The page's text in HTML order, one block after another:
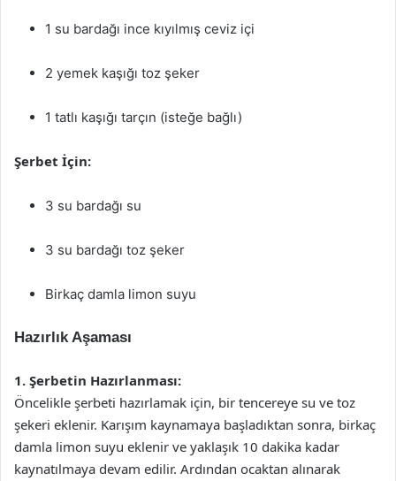
1 su bardağı ince kıyılmış ceviz içi
2 yemek kaşığı toz şeker
1 tatlı kaşığı tarçın (isteğe bağlı)
Şerbet İçin:
3 su bardağı su
3 su bardağı toz şeker
Birkaç damla limon suyu
Hazırlık Aşaması
1. Şerbetin Hazırlanması:
Öncelikle şerbeti hazırlamak için, bir tencereye su ve toz
şekeri eklenir. Karışım kaynamaya başladıktan sonra, birkaç
damla limon suyu eklenir ve yaklaşık 10 dakika kadar
kaynatılmaya devam edilir. Ardından ocaktan alınarak